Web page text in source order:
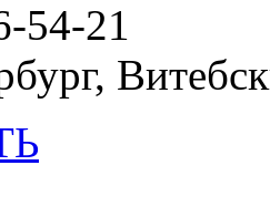
54-21
,